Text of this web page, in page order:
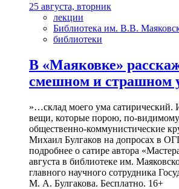
25 августа, вторник
лекции
Библиотека им. В.В.
библиотеки
В «Маяковке»
смешном и страшном
»…склад моего ума сатирический.
вещи, которые порою, по-
общественно-коммунистические
Михаил Булгаков на допросах в
подробнее о сатире автора
августа в библиотеке им.
главного научного сотрудника
М. А. Булгакова. Бесплатно. 16+